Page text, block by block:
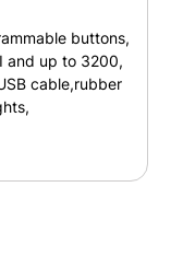
buttons,
and up to 3200,
cable,rubber